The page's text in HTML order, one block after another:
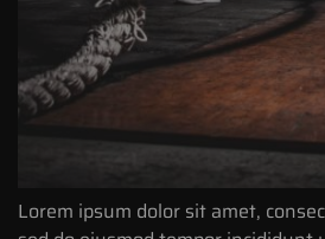
Lorem ipsum dolor sit amet,